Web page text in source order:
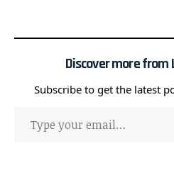
Discover more from
Subscribe to get the latest